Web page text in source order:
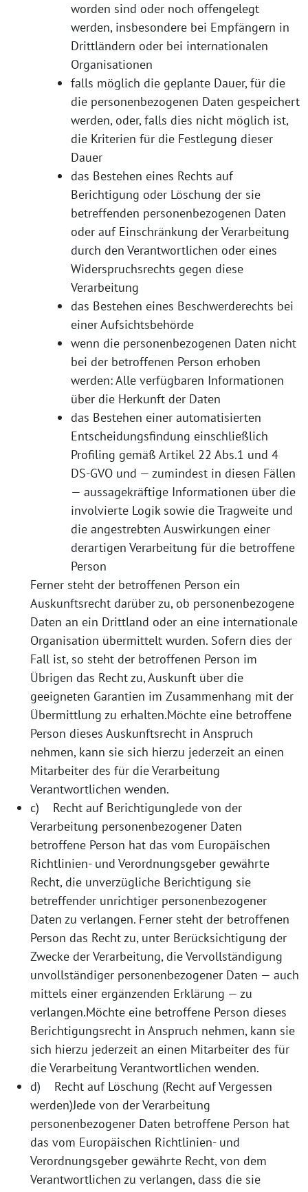
worden sind oder noch offengelegt
werden, insbesondere bei Empfängern in
Drittländern oder bei internationalen
Organisationen
falls möglich die geplante Dauer, für die
die personenbezogenen Daten gespeichert
werden, oder, falls dies nicht möglich ist,
die Kriterien für die Festlegung dieser
Dauer
das Bestehen eines Rechts auf
Berichtigung oder Löschung der sie
betreffenden personenbezogenen Daten
oder auf Einschränkung der Verarbeitung
durch den Verantwortlichen oder eines
Widerspruchsrechts gegen diese
Verarbeitung
das Bestehen eines Beschwerderechts bei
einer Aufsichtsbehörde
wenn die personenbezogenen Daten nicht
bei der betroffenen Person erhoben
werden: Alle verfügbaren Informationen
über die Herkunft der Daten
das Bestehen einer automatisierten
Entscheidungsfindung einschließlich
Profiling gemäß Artikel 22 Abs.1 und 4
DS-GVO und — zumindest in diesen Fällen
— aussagekräftige Informationen über die
involvierte Logik sowie die Tragweite und
die angestrebten Auswirkungen einer
derartigen Verarbeitung für die betroffene
Person
Ferner steht der betroffenen Person ein
Auskunftsrecht darüber zu, ob personenbezogene
Daten an ein Drittland oder an eine internationale
Organisation übermittelt wurden. Sofern dies der
Fall ist, so steht der betroffenen Person im
Übrigen das Recht zu, Auskunft über die
geeigneten Garantien im Zusammenhang mit der
Übermittlung zu erhalten.Möchte eine betroffene
Person dieses Auskunftsrecht in Anspruch
nehmen, kann sie sich hierzu jederzeit an einen
Mitarbeiter des für die Verarbeitung
Verantwortlichen wenden.
c) Recht auf BerichtigungJede von der
Verarbeitung personenbezogener Daten
betroffene Person hat das vom Europäischen
Richtlinien- und Verordnungsgeber gewährte
Recht, die unverzügliche Berichtigung sie
betreffender unrichtiger personenbezogener
Daten zu verlangen. Ferner steht der betroffenen
Person das Recht zu, unter Berücksichtigung der
Zwecke der Verarbeitung, die Vervollständigung
unvollständiger personenbezogener Daten — auch
mittels einer ergänzenden Erklärung — zu
verlangen.Möchte eine betroffene Person dieses
Berichtigungsrecht in Anspruch nehmen, kann sie
sich hierzu jederzeit an einen Mitarbeiter des für
die Verarbeitung Verantwortlichen wenden.
d) Recht auf Löschung (Recht auf Vergessen
werden)Jede von der Verarbeitung
personenbezogener Daten betroffene Person hat
das vom Europäischen Richtlinien- und
Verordnungsgeber gewährte Recht, von dem
Verantwortlichen zu verlangen, dass die sie